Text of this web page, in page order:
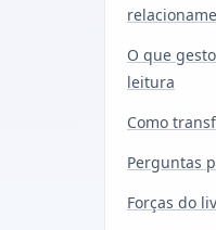
O que
leitura
Como
Perguntas
Forças do